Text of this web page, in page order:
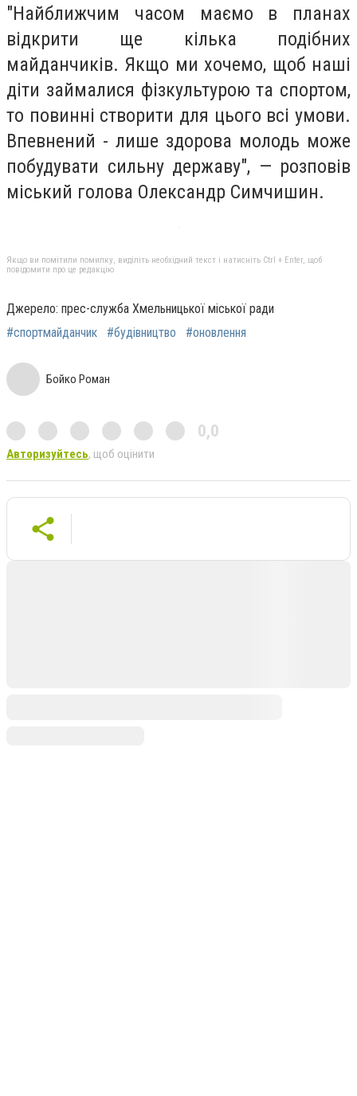
"Найближчим часом маємо в планах
відкрити ще кілька подібних
майданчиків. Якщо ми хочемо, щоб наші
діти займалися фізкультурою та спортом,
то повинні створити для цього всі умови.
Впевнений - лише здорова молодь може
побудувати сильну державу", — розповів
міський голова Олександр Симчишин.
Якщо ви помітили помилку, виділіть необхідний текст і натисніть Ctrl + Enter, щоб
повідомити про це редакцію
Джерело: прес-служба Хмельницької міської ради
#спортмайданчик
#будівництво #оновлення
Бойко Роман
0,0
Авторизуйтесь, щоб оцінити